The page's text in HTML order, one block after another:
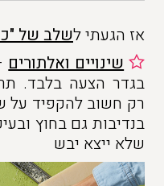
אז הגעתי לשלב של
שינויים ואלתורים
בגדר הצעה בלבד.
בנדיבות גם בחוץ
שלא ייצא יבש